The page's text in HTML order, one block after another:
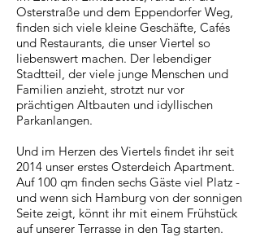
Osterstraße und dem Eppendorfer Weg,
finden sich viele kleine Geschäfte, Cafés
und Restaurants, die unser Viertel so
liebenswert machen. Der lebendiger
Stadtteil, der viele junge Menschen und
Familien anzieht, strotzt nur vor
prächtigen Altbauten und idyllischen
Parkanlangen.
Und im Herzen des Viertels findet ihr seit
2014 unser erstes Osterdeich Apartment.
Auf 100 qm finden sechs Gäste viel Platz -
und wenn sich Hamburg von der sonnigen
Seite zeigt, könnt ihr mit einem Frühstück
auf unserer Terrasse in den Tag starten.